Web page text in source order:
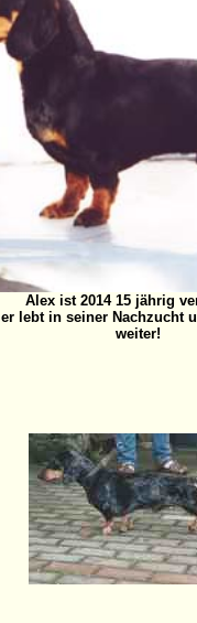
Alex ist 2014 15 jährig
er lebt in seiner Nachzucht
weiter!